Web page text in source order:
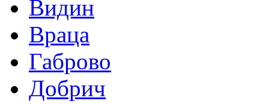
Видин
Враца
Габрово
Добрич